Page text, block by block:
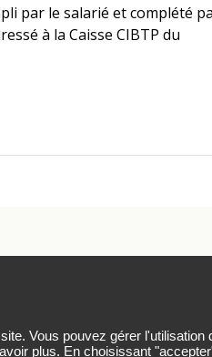
Vous pouvez gérer
plus. En choisissant
par le salarié et complété
à la Caisse CIBTP du
site Nos coordonnées